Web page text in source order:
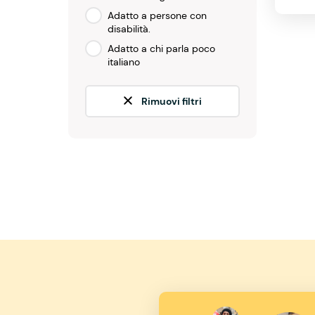
Adatto a persone con
disabilità.
Adatto a chi parla poco
italiano
Rimuovi filtri